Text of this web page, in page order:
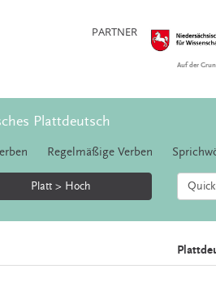
PARTNER
Auf der
Plattdeutsch
Regelmäßige Verben
Platt > Hoch